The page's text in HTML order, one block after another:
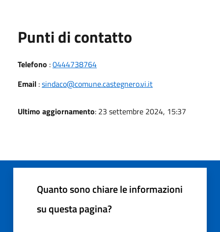
Punti di contatto
Telefono :0444738764
Email :sindaco@comune.castegnero.vi.it
Ultimo aggiornamento: 23 settembre 2024, 15:37
Quanto sono chiare le informazioni
su questa pagina?